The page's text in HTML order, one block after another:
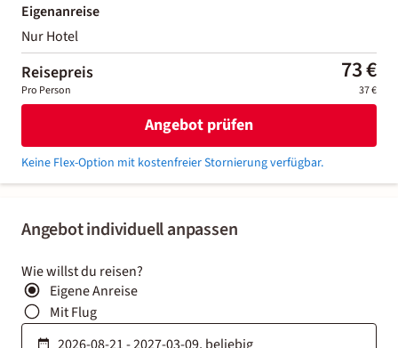
Angebot individuell anpassen
Wie willst du reisen?
Eigene Anreise
Mit Flug
Eigenanreise
Nur Hotel
Reisepreis 73 €
Pro Person 37 €
Angebot prüfen
Keine Flex-Option mit kostenfreier Stornierung verfügbar.